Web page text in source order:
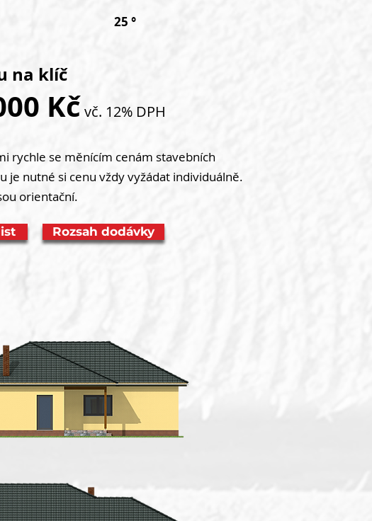
25 °
na klíč
Kčvč. 12% DPH
rychle se měnícím cenám stavebních
je nutné si cenu vždy vyžádat individuálně.
orientační.
Rozsah dodávky